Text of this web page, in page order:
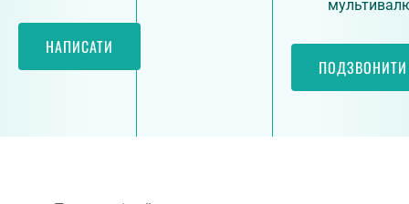
НАПИСАТИ
ПОДЗВОНИТИ